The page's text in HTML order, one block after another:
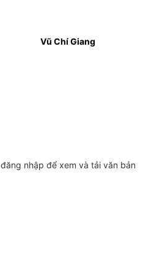
Vũ Chí Giang
đăng nhập để xem và tải văn bản